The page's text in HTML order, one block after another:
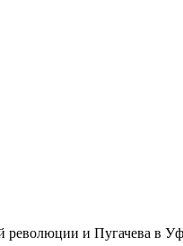
революции и Пугачева в